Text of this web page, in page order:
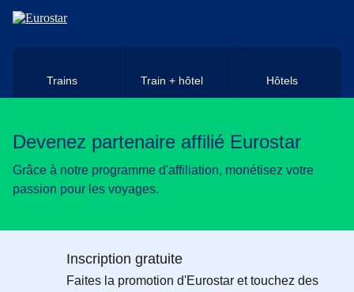
Aller au contenu principal
Trains Train + hôtel Hôtels
Devenez partenaire affilié Eurostar
Grâce à notre programme d'affiliation, monétisez votre
passion pour les voyages.
Inscription gratuite
Faites la promotion d'Eurostar et touchez des